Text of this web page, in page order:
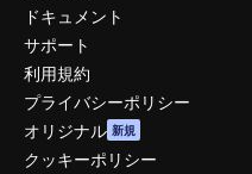
ドキュメント
サポート
利用規約
プライバシーポリシー
オリジナル 新規
クッキーポリシー